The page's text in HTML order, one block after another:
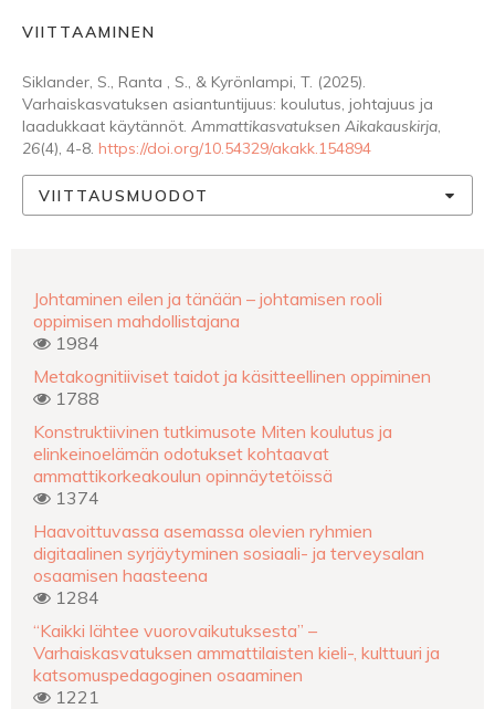
VIITTAAMINEN
Siklander, S., Ranta , S., & Kyrönlampi, T. (2025).
Varhaiskasvatuksen asiantuntijuus: koulutus, johtajuus ja
laadukkaat käytännöt. Ammattikasvatuksen Aikakauskirja,
26(4), 4-8. https://doi.org/10.54329/akakk.154894
VIITTAUSMUODOT
Johtaminen eilen ja tänään – johtamisen rooli
oppimisen mahdollistajana
1984
Metakognitiiviset taidot ja käsitteellinen oppiminen
1788
Konstruktiivinen tutkimusote Miten koulutus ja
elinkeinoelämän odotukset kohtaavat
ammattikorkeakoulun opinnäytetöissä
1374
Haavoittuvassa asemassa olevien ryhmien
digitaalinen syrjäytyminen sosiaali- ja terveysalan
osaamisen haasteena
1284
“Kaikki lähtee vuorovaikutuksesta” –
Varhaiskasvatuksen ammattilaisten kieli-, kulttuuri ja
katsomuspedagoginen osaaminen
1221